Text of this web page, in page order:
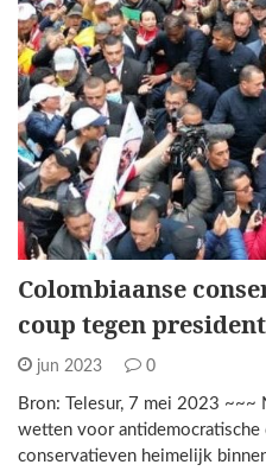
Colombiaanse
coup tegen
jun 2023 0
Bron: Telesur, 7 mei 2023 ~~~
wetten voor antidemocratische
conservatieven heimelijk